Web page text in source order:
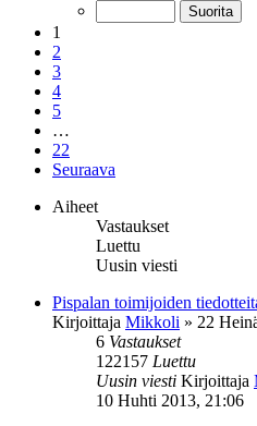
1
2
3
4
5
…
22
Seuraava
Aiheet
Vastaukset
Luettu
Uusin viesti
Pispalan toimijoiden
Kirjoittaja Mikkoli » 22
6 Vastaukset
122157 Luettu
Uusin viesti Kirjoittaja
10 Huhti 2013, 21:06